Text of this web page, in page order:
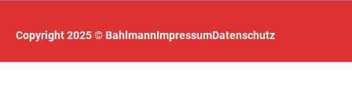
Copyright 2025 © BahlmannImpressumDatenschutz